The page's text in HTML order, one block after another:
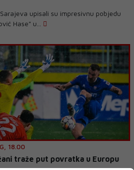
upisali su impresivnu pobjedu
Hase" u...
18.00
Ugroženi Širokobriježani traže put povratka u Europu